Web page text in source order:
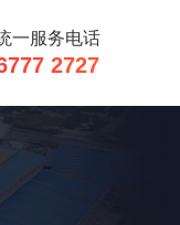
一服务电话
2727